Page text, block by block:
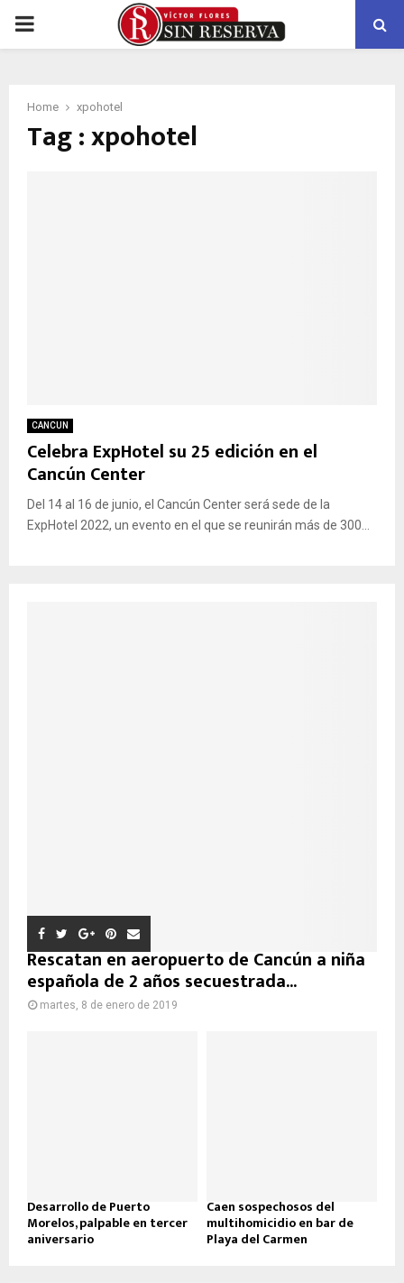
PRIMARY
Home xpohotel
Tag : xpohotel
CANCUN
Celebra ExpHotel su 25 edición en el
Cancún Center
Del 14 al 16 de junio, el Cancún Center será sede de la
ExpHotel 2022, un evento en el que se reunirán más de 300...
Rescatan en aeropuerto de Cancún a niña
española de 2 años secuestrada...
martes, 8 de enero de 2019
Desarrollo de Puerto
Morelos, palpable en tercer
aniversario
Caen sospechosos del
multihomicidio en bar de
Playa del Carmen